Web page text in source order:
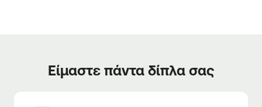
Είμαστε πάντα δίπλα σας